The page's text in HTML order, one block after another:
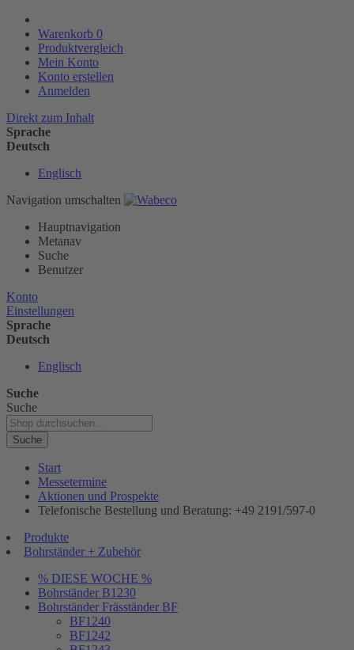
Warenkorb 0
Produktvergleich
Mein Konto
Konto erstellen
Anmelden
Direkt zum Inhalt
Sprache
Deutsch
Englisch
Navigation umschalten
Hauptnavigation
Metanav
Suche
Benutzer
Konto
Einstellungen
Sprache
Deutsch
Englisch
Suche
Suche
Suche
Start
Messetermine
Aktionen und Prospekte
Telefonische Bestellung und Beratung: +49 2191/597-0
Produkte
Bohrständer + Zubehör
% DIESE WOCHE %
Bohrständer B1230
Bohrständer Fräsständer BF
BF1240
BF1242